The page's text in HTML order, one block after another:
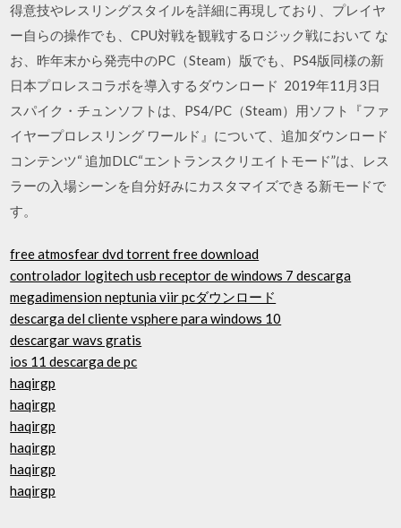
得意技やレスリングスタイルを詳細に再現しており、プレイヤ
ー自らの操作でも、CPU対戦を観戦するロジック戦において な
お、昨年末から発売中のPC（Steam）版でも、PS4版同様の新
日本プロレスコラボを導入するダウンロード 2019年11月3日
スパイク・チュンソフトは、PS4/PC（Steam）用ソフト『ファ
イヤープロレスリング ワールド』について、追加ダウンロード
コンテンツ“ 追加DLC“エントランスクリエイトモード”は、レス
ラーの入場シーンを自分好みにカスタマイズできる新モードで
す。
free atmosfear dvd torrent free download
controlador logitech usb receptor de windows 7 descarga
megadimension neptunia viir pcダウンロード
descarga del cliente vsphere para windows 10
descargar wavs gratis
ios 11 descarga de pc
haqirgp
haqirgp
haqirgp
haqirgp
haqirgp
haqirgp